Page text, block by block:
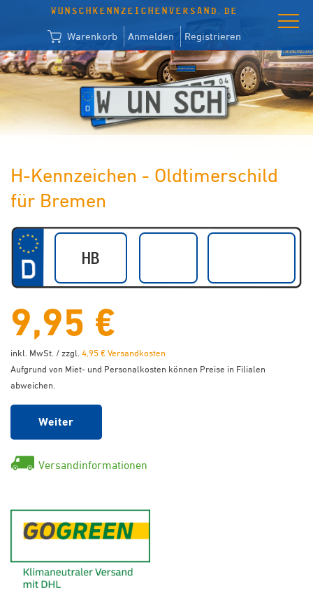
WUNSCHKENNZEICHENVERSAND.DE
Warenkorb Anmelden Registrieren
H-Kennzeichen - Oldtimerschild
für Bremen
9,95 €
inkl. MwSt. / zzgl. 4,95 € Versandkosten
Aufgrund von Miet- und Personalkosten können Preise in Filialen
abweichen.
Weiter
Versandinformationen